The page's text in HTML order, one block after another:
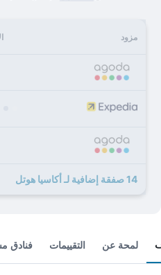
مزود
14 صفقة إضافية لـ أكاسيا هوتل
لمحة عن التقييمات فنادق